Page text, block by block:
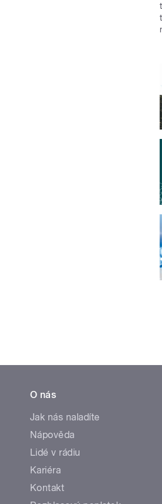
O nás
Jak nás naladíte
Nápověda
Lidé v rádiu
Kariéra
Kontakt